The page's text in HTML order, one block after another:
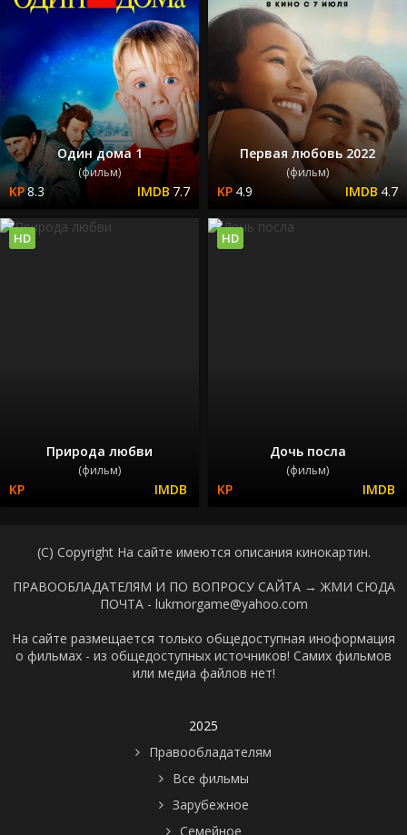
Один дома 1
(фильм)
8.3 7.7
Первая любовь 2022
(фильм)
4.9 4.7
Природа любви
(фильм)
HD
Дочь посла
(фильм)
HD
(C) Copyright На сайте имеются описания кинокартин.
ПРАВООБЛАДАТЕЛЯМ И ПО ВОПРОСУ САЙТА → ЖМИ СЮДА
ПОЧТА - lukmorgame@yahoo.com
На сайте размещается только общедоступная иноформация
о фильмах - из общедоступных источников! Самих фильмов
или медиа файлов нет!
2025
Правообладателям
Все фильмы
Зарубежное
Семейное